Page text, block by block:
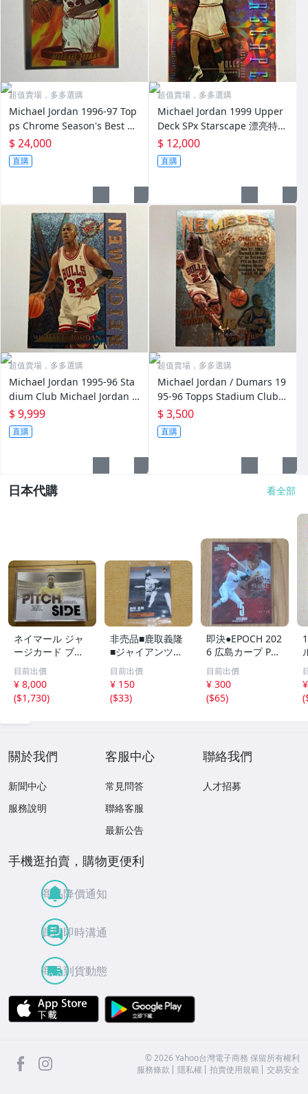
超值賣場，多多選購
Michael Jordan 1996-97 Top
ps Chrome Season's Best En
Fuego 漂亮特卡 (如圖)
$ 24,000
直購
超值賣場，多多選購
Michael Jordan 1999 Upper
Deck SPx Starscape 漂亮特卡
(如圖)
$ 12,000
直購
超值賣場，多多選購
Michael Jordan 1995-96 Sta
dium Club Michael Jordan R
eign Men #RM2 漂亮特卡 (如
圖)
$ 9,999
直購
超值賣場，多多選購
Michael Jordan / Dumars 19
95-96 Topps Stadium Club
Nemeses N10 漂亮雙人特卡
(如圖)
$ 3,500
直購
日本代購 看全部
ネイマール ジャ
ージカード ブラ
ジル
目前出價
¥ 8,000
($1,730)
非売品■鹿取義隆
■ジャイアンツOB
カード■2013 読
売巨人軍 球団配
布プレゼント・新
品未開封■読売ジ
目前出價
¥ 150
($33)
即決●EPOCH 202
6 広島カープ PRE
MIER EDITION
小園海斗 /50枚限
定 インサートカ
ード TIME TO SH
目前出價
¥ 300
($65)
(
關於我們
新聞中心
服務說明
客服中心
常見問答
聯絡客服
最新公告
聯絡我們
人才招募
手機逛拍賣，購物更便利
商品降價通知
買賣即時溝通
商品到貨動態
APP Store
facebook ©2026 Yahoo台灣電子商務 保留所有權利
服務條款
隱私權 拍賣使用規範 交易安全